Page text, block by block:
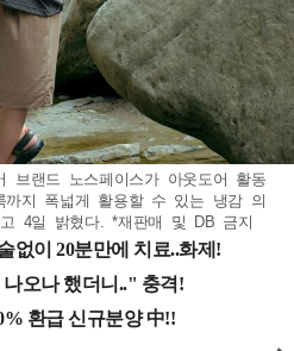
브랜드 노스페이스가 아웃도어 활동
지 폭넓게 활용할 수 있는 냉감 의
4일 밝혔다. *재판매 및 DB 금지